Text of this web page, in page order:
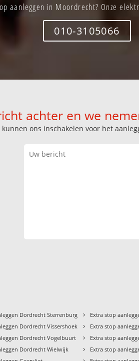
aanleggen in Moordrecht? Onze
010-3105066
achter en we
ons inschakelen voor het
Dordrecht Sterrenburg
Dordrecht Vissershoek
Dordrecht Vogelbuurt
Dordrecht Wielwijk
› Extra stop
› Extra stop
› Extra stop
› Extra stop